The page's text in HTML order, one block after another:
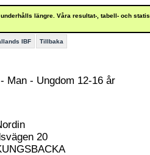
längre. Våra resultat-, tabell- och
IBF Tillbaka
Man - Ungdom 12-16 år
20